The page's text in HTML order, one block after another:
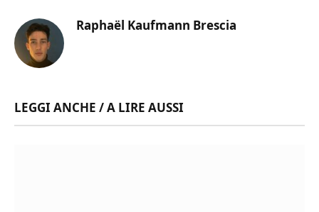
Raphaël Kaufmann Brescia
LEGGI ANCHE / A LIRE AUSSI